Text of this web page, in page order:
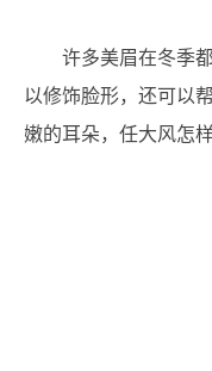
许多美眉在冬季
以修饰脸形，还可以
嫩的耳朵，任大风怎